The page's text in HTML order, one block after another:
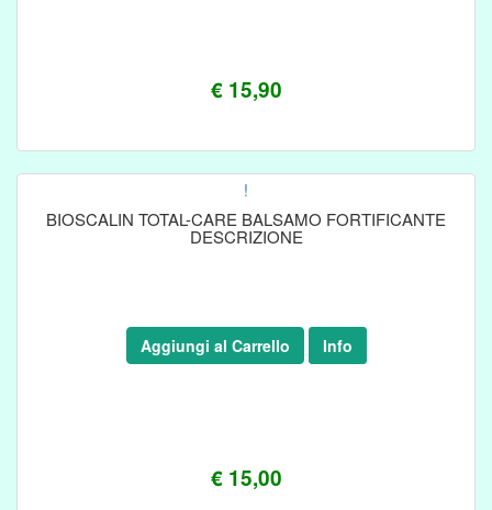
€ 15,90
!
BIOSCALIN TOTAL-CARE BALSAMO FORTIFICANTE
DESCRIZIONE
€ 15,00
Aggiungi al Carrello Info